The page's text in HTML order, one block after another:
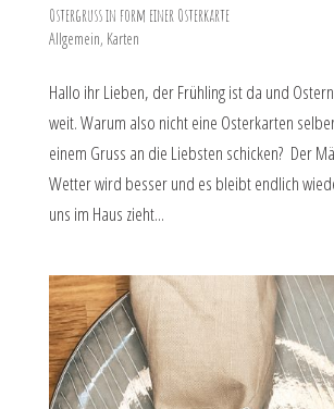
Ostergruss in form einer Osterkarte
Allgemein, Karten
Hallo ihr Lieben, der Frühling ist da und
weit. Warum also nicht eine Osterkarten
einem Gruss an die Liebsten schicken? Der
Wetter wird besser und es bleibt endlich
uns im Haus zieht...